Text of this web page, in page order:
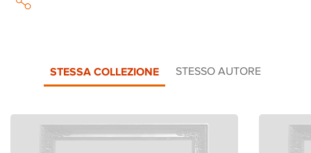
STESSA COLLEZIONE STESSO AUTORE